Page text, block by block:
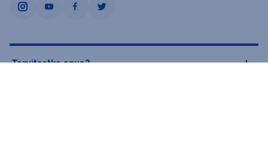
instagramyoutubefacebooktwitter
Tarvitsetko apua?